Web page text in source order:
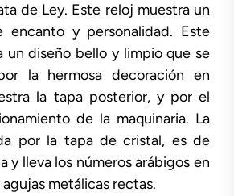
de Ley. Este reloj muestra un
encanto y personalidad. Este
un diseño bello y limpio que se
la hermosa decoración en
la tapa posterior, y por el
de la maquinaria. La
por la tapa de cristal, es de
y lleva los números arábigos en
metálicas rectas.